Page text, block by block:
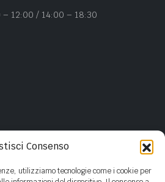
Consenso
utilizziamo tecnologie come i cookie per
12:00 / 14:00 – 18:30